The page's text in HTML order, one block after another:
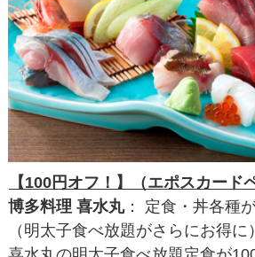
【100円オフ！】（エポスカード
博多料理 喜水丸： 定食・丼各種
（明太子食べ放題がさらにお得に